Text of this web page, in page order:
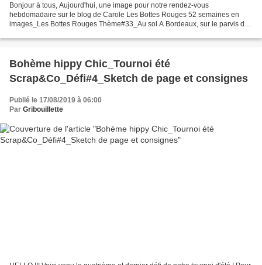
Bonjour à tous, Aujourd'hui, une image pour notre rendez-vous
hebdomadaire sur le blog de Carole Les Bottes Rouges 52 semaines en
images_Les Bottes Rouges Thème#33_Au sol A Bordeaux, sur le parvis du
Bohème hippy Chic_Tournoi été
Scrap&Co_Défi#4_Sketch de page et consignes
Publié le 17/08/2019 à 06:00
Par Gribouillette